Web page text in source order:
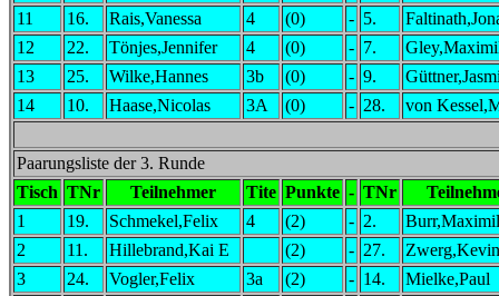
11
16. Rais,Vanessa 4 (0) - 5.
12
22. Tönjes,Jennifer 4 (0) - 7.
13
25. Wilke,Hannes 3b (0) - 9.
14
10. Haase,Nicolas 3A (0) - 28. von
Paarungsliste der 3. Runde
Tisch TNr Teilnehmer Tite Punkte - TNr
1
19. Schmekel,Felix 4 (2) - 2.
2
11. Hillebrand,Kai E (2) - 27.
Zwerg,Kevin
3
24. Vogler,Felix 3a (2) - 14.
Mielke,Paul